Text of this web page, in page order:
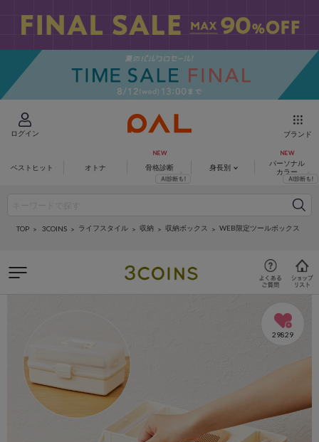
ログイン ブランド
ベストヒット オトナ 骨格診断 身長別
パーソナル
カラー
TOP 3COINS ライフスタイル 収納 収納ボックス WEB限定ツールボックス
29829